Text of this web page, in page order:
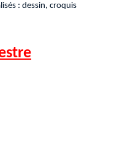
: dessin, croquis